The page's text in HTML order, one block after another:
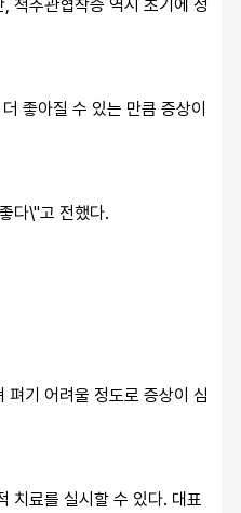
척추관협착증 역시 초기에 정
좋아질 수 있는 만큼 증상이
다\"고 전했다.
펴기 어려울 정도로 증상이 심
치료를 실시할 수 있다. 대표